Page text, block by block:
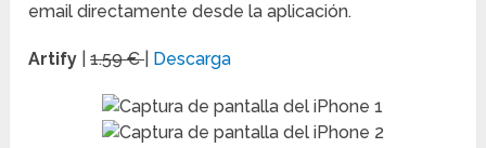
email directamente desde la aplicación.
Artify |1.59 € Descarga